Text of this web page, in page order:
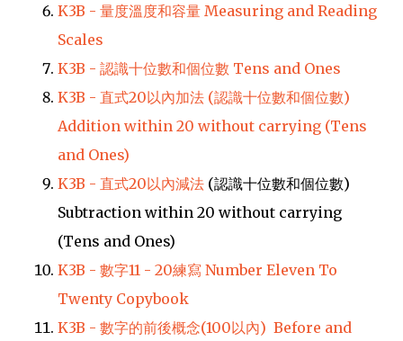
K3B - 量度溫度和容量 Measuring and Reading
Scales
K3B - 認識十位數和個位數 Tens and Ones
K3B - 直式20以內加法 (認識十位數和個位數)
Addition within 20 without carrying (Tens
and Ones)
K3B - 直式20以內減法 (認識十位數和個位數)
Subtraction within 20 without carrying
(Tens and Ones)
K3B - 數字11 - 20練寫 Number Eleven To
Twenty Copybook
K3B - 數字的前後概念(100以內) Before and